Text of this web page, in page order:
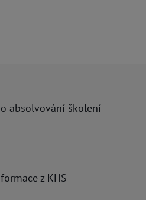
absolvování školení
z KHS